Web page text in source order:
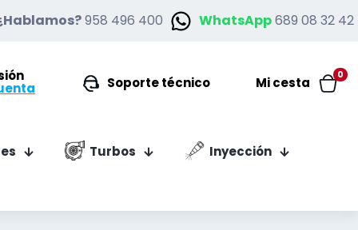
958 496 400 WhatsApp689 08 32 42
Soporte técnico
0
Mi cesta
Turbos
Inyección